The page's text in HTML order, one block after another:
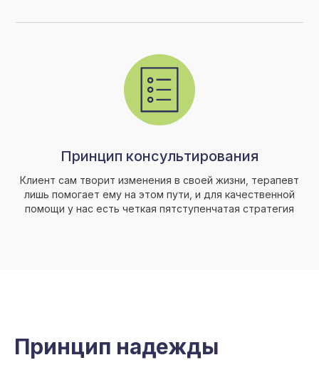
Принцип консультирования
Клиент сам творит изменения в своей жизни, терапевт
лишь помогает ему на этом пути, и для качественной
помощи у нас есть четкая пятступенчатая стратегия
Принцип надежды